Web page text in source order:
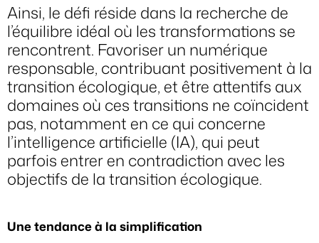
Ainsi, le défi réside dans la recherche de
l’équilibre idéal où les transformations se
rencontrent. Favoriser un numérique
responsable, contribuant positivement à la
transition écologique, et être attentifs aux
domaines où ces transitions ne coïncident
pas, notamment en ce qui concerne
l’intelligence artificielle (IA), qui peut
parfois entrer en contradiction avec les
objectifs de la transition écologique.
Une tendance à la simplification